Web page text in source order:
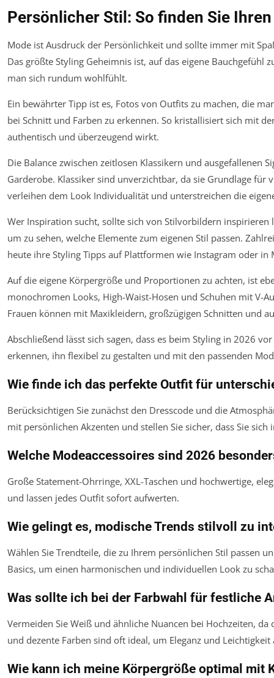
Persönlicher Stil: So finden Sie
Mode ist Ausdruck der Persönlichkeit und sollte immer mit
Das größte Styling Geheimnis ist, auf das eigene Bauchgefühl
man sich rundum wohlfühlt.
Ein bewährter Tipp ist es, Fotos von Outfits zu machen, die
bei Schnitt und Farben zu erkennen. So kristallisiert sich mit
authentisch und überzeugend wirkt.
Die Balance zwischen zeitlosen Klassikern und ausgefallenen
Garderobe. Klassiker sind unverzichtbar, da sie Grundlage für
verleihen dem Look Individualität und unterstreichen die
Wer Inspiration sucht, sollte sich von Stilvorbildern inspirieren
um zu sehen, welche Elemente zum eigenen Stil passen.
heute ihre Styling Tipps auf Plattformen wie Instagram oder in
Auf die eigene Körpergröße und Proportionen zu achten, ist
monochromen Looks, High-Waist-Hosen und Schuhen mit V-
Frauen können mit Maxikleidern, großzügigen Schnitten und
Abschließend lässt sich sagen, dass es beim Styling in 2026
erkennen, ihn flexibel zu gestalten und mit den passenden
Wie finde ich das perfekte Outfit für
Berücksichtigen Sie zunächst den Dresscode und die
mit persönlichen Akzenten und stellen Sie sicher, dass Sie
Welche Modeaccessoires sind 2026
Große Statement-Ohrringe, XXL-Taschen und hochwertige,
und lassen jedes Outfit sofort aufwerten.
Wie gelingt es, modische Trends stilvoll zu
Wählen Sie Trendteile, die zu Ihrem persönlichen Stil passen
Basics, um einen harmonischen und individuellen Look zu
Was sollte ich bei der Farbwahl für festliche
Vermeiden Sie Weiß und ähnliche Nuancen bei Hochzeiten,
und dezente Farben sind oft ideal, um Eleganz und Leichtigkeit
Wie kann ich meine Körpergröße optimal mit